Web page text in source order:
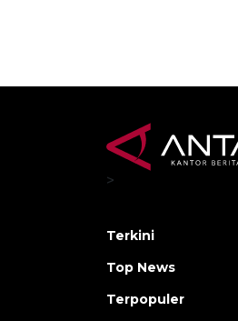
>
Terkini
Top News
Terpopuler